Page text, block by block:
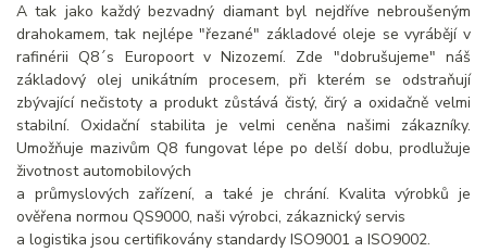
A tak jako každý bezvadný diamant byl nejdříve nebroušeným
drahokamem, tak nejlépe "řezané" základové oleje se vyrábějí v
rafinérii Q8´s Europoort v Nizozemí. Zde "dobrušujeme" náš
základový olej unikátním procesem, při kterém se odstraňují
zbývající nečistoty a produkt zůstává čistý, čirý a oxidačně velmi
stabilní. Oxidační stabilita je velmi ceněna našimi zákazníky.
Umožňuje mazivům Q8 fungovat lépe po delší dobu, prodlužuje
životnost automobilových
a průmyslových zařízení, a také je chrání. Kvalita výrobků je
ověřena normou QS9000, naši výrobci, zákaznický servis
a logistika jsou certifikovány standardy ISO9001 a ISO9002.